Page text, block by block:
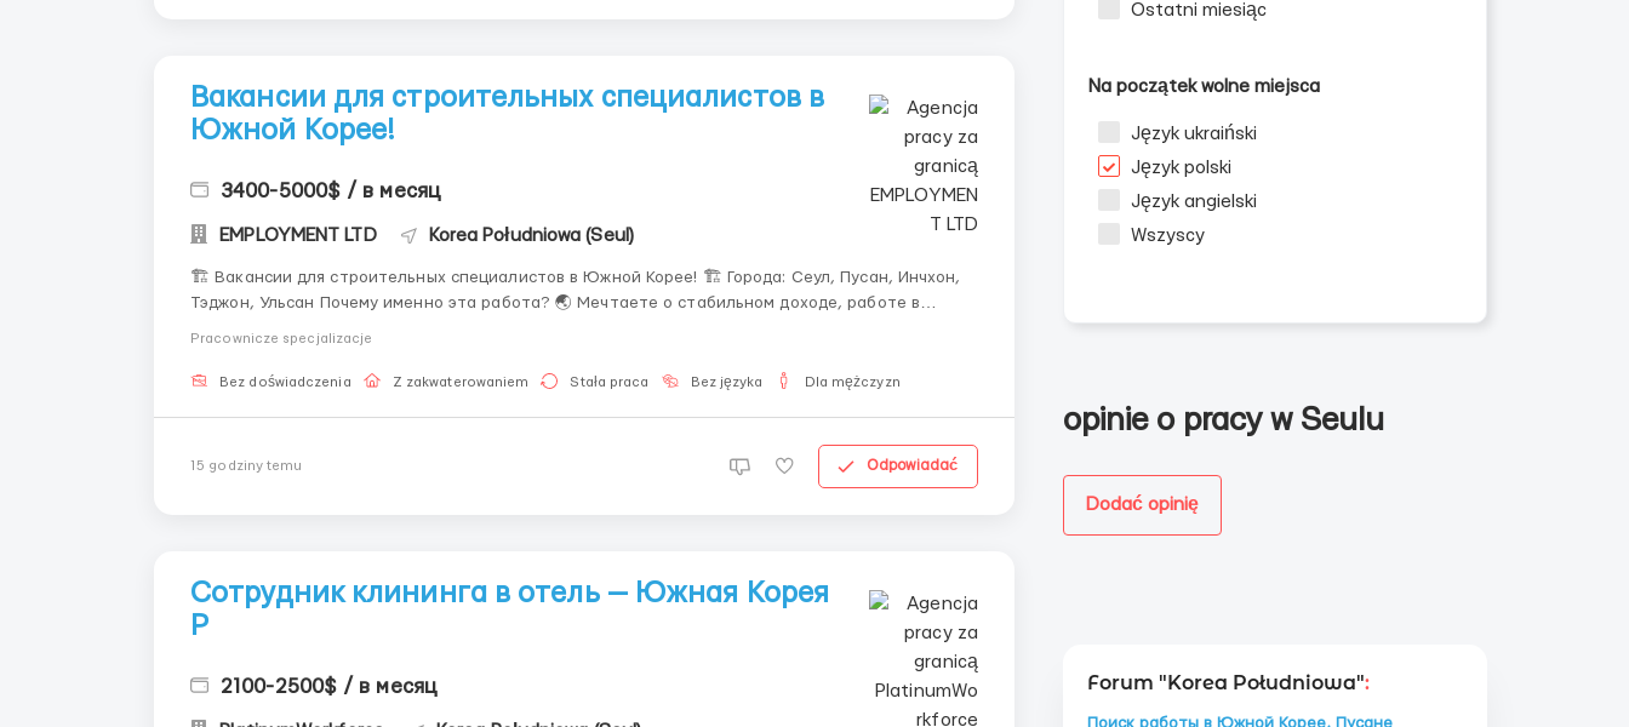
Вакансии для строительных специалистов в
Южной Корее!
3400-5000$ / в месяц
EMPLOYMENT LTD Korea Południowa (Seul)
🏗️ Вакансии для строительных специалистов в Южной Корее! 🏗️ Города: Сеул, Пусан, Инчхон,
Тэджон, Ульсан Почему именно эта работа? 🌏 Мечтаете о стабильном доходе, работе в
Pracownicze specjalizacje
Bez doświadczenia Z zakwaterowaniem Stała praca Bez języka Dla mężczyzn
15 godziny temu Odpowiadać
Сотрудник клининга в отель — Южная Корея
Р
2100-2500$ / в месяц
Ostatni miesiąc
Na początek wolne miejsca
Język ukraiński
Język polski
Język angielski
Wszyscy
opinie o pracy w Seulu
Dodać opinię
Forum "Korea Południowa":
Поиск работы в Южной Корее, Пусане